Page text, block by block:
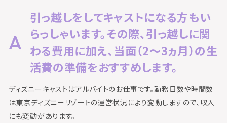
引っ越しをしてキャストになる方もい
らっしゃいます。その際、引っ越しに関
わる費用に加え、当面（2～3ヵ月）の生
活費の準備をおすすめします。
ディズニーキャストはアルバイトのお仕事です。勤務日数や時間数
は東京ディズニーリゾートの運営状況により変動しますので、収入
にも変動があります。